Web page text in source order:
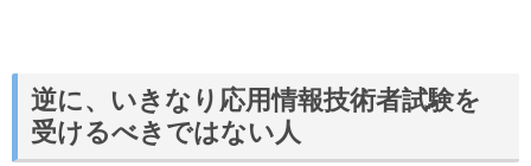
逆に、いきなり応用情報技術者試験を
受けるべきではない人